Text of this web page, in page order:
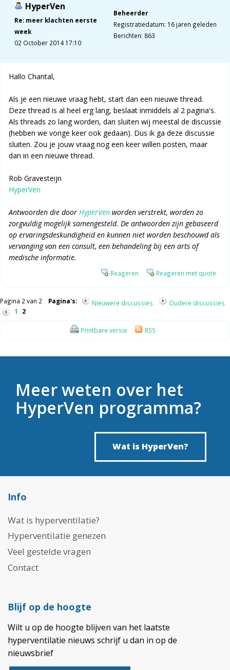
HyperVen
Re: meer klachten eerste
week
02 October 2014 17:10
Beheerder
Registratiedatum: 16 jaren geleden
Berichten: 863
Hallo Chantal,
Als je een nieuwe vraag hebt, start dan een nieuwe thread.
Deze thread is al heel erg lang, beslaat inmiddels al 2 pagina's.
Als threads zo lang worden, dan sluiten wij meestal de discussie
(hebben we vorige keer ook gedaan). Dus ik ga deze discussie
sluiten. Zou je jouw vraag nog een keer willen posten, maar
dan in een nieuwe thread.
Rob Gravesteijn
HyperVen
Antwoorden die door HyperVen worden verstrekt, worden zo
zorgvuldig mogelijk samengesteld. De antwoorden zijn gebaseerd
op ervaringsdeskundigheid en kunnen niet worden beschouwd als
vervanging van een consult, een behandeling bij een arts of
medische informatie.
Reageren Reageren met quote
Pagina 2 van 2 Pagina's:
1
2
Nieuwere discussies Oudere discussies
Printbare versie RSS
Meer weten over het
HyperVen programma?
Wat is HyperVen?
Info
Wat is hyperventilatie?
Hyperventilatie genezen
Veel gestelde vragen
Contact
Blijf op de hoogte
Wilt u op de hoogte blijven van het laatste
hyperventilatie nieuws schrijf u dan in op de
nieuwsbrief